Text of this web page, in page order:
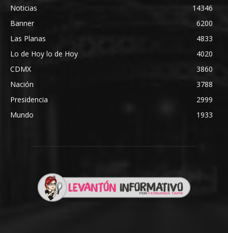
Noticias
14346
Banner
6200
Las Planas
4833
Lo de Hoy lo de Hoy
4020
CDMX
3860
Nación
3788
Presidencia
2999
Mundo
1933